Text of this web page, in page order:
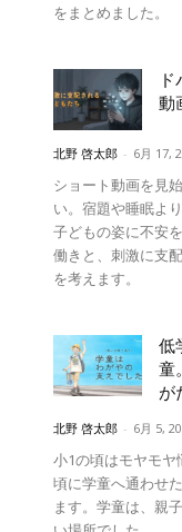
をまとめました。
動
北野 啓太郎 - 6月 17,
ショート動画を見
い。宿題や睡眠よ
子どもの姿に不安
働きと、刺激に支
を考えます。
低
童
が
北野 啓太郎 - 6月 5,
小1の頃はモヤモ
頃に学童へ通わせ
ます。学童は、親